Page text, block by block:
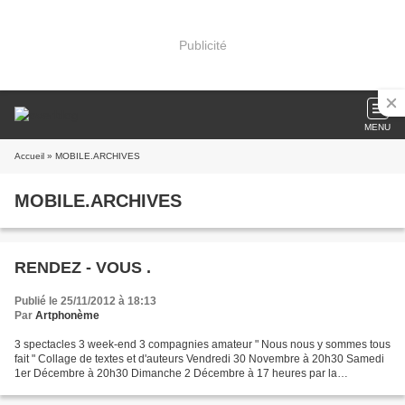
Publicité
MENU
Accueil » MOBILE.ARCHIVES
MOBILE.ARCHIVES
RENDEZ - VOUS .
Publié le 25/11/2012 à 18:13
Par Artphonème
3 spectacles 3 week-end 3 compagnies amateur " Nous nous y sommes tous
fait " Collage de textes et d'auteurs Vendredi 30 Novembre à 20h30 Samedi
1er Décembre à 20h30 Dimanche 2 Décembre à 17 heures par la